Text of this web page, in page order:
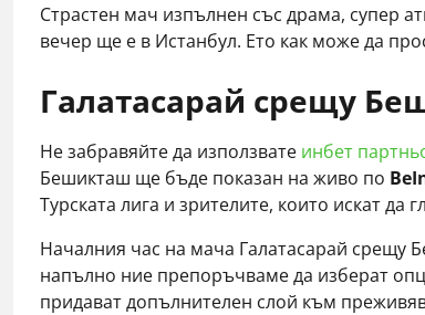
Страстен мач изпълнен със драма, супер
вечер ще е в Истанбул. Ето как може да
Галатасарай срещу
Не забравяйте да използвате инбет
Бешикташ ще бъде показан на живо по
Турската лига и зрителите, които искат
Началния час на мача Галатасарай срещу
напълно ние препоръчваме да изберат
придават допълнителен слой към